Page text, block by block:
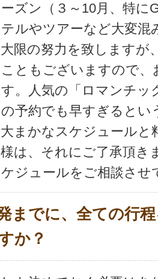
ズン（３～10月、特に
ルやツアーなど大変混
限の努力を致しますが
ともございますので、
。人気の「ロマンチッ
予約でも早すぎると
まかなスケジュールと
は、それにご了承頂き
ジュールをご相談さ
までに、全ての行
か？